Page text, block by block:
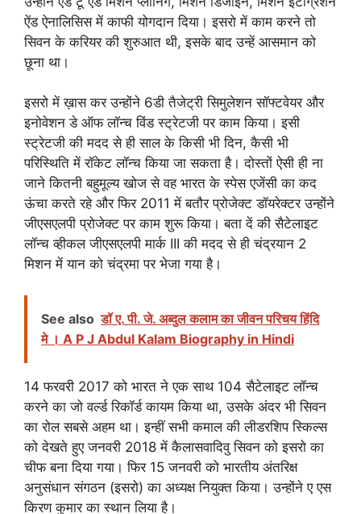
ऐंड ऐनालिसिस में काफी योगदान दिया। इसरो में काम करने तो
सिवन के करियर की शुरुआत थी, इसके बाद उन्हें आसमान को
छूना था।
इसरो में ख़ास कर उन्होंने 6डी तैजेट्री सिमुलेशन सॉफ्टवेयर और
इनोवेशन डे ऑफ लॉन्च विंड स्ट्रेटजी पर काम किया। इसी
स्ट्रेटजी की मदद से ही साल के किसी भी दिन, कैसी भी
परिस्थिति में रॉकेट लॉन्च किया जा सकता है। दोस्तों ऐसी ही ना
जाने कितनी बहुमूल्य खोज से वह भारत के स्पेस एजेंसी का कद
ऊंचा करते रहे और फिर 2011 में बतौर प्रोजेक्ट डॉयरेक्टर उन्होंने
जीएसएलपी प्रोजेक्ट पर काम शुरू किया। बता दें की सैटेलाइट
लॉन्च व्हीकल जीएसएलपी मार्क III की मदद से ही चंद्रयान 2
मिशन में यान को चंद्रमा पर भेजा गया है।
See also डॉ ए. पी. जे. अब्दुल कलाम का जीवन परिचय हिंदि
मे । A P J Abdul Kalam Biography in Hindi
14 फरवरी 2017 को भारत ने एक साथ 104 सैटेलाइट लॉन्च
करने का जो वर्ल्ड रिकॉर्ड कायम किया था, उसके अंदर भी सिवन
का रोल सबसे अहम था। इन्हीं सभी कमाल की लीडरशिप स्किल्स
को देखते हुए जनवरी 2018 में कैलासवादिवु सिवन को इसरो का
चीफ बना दिया गया। फिर 15 जनवरी को भारतीय अंतरिक्ष
अनुसंधान संगठन (इसरो) का अध्यक्ष नियुक्त किया। उन्होंने ए एस
किरण कुमार का स्थान लिया है।